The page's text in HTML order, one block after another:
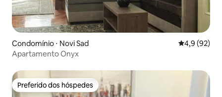
Condomínio ⋅ Novi Sad 4,9 de uma
4,9 (92)
Apartamento Onyx
Preferido dos hóspedes
Preferido dos hóspedes